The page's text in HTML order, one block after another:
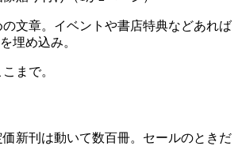
文章。イベントや書店特典などあれば
埋め込み。
まで。
新刊は動いて数百冊。セールのときだ